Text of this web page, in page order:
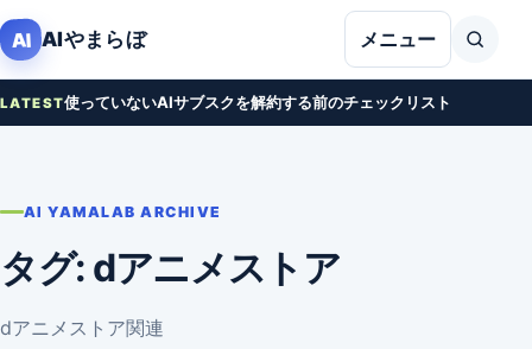
本文へ移動
AI AIやまらぼ メニュー
LATEST使っていないAIサブスクを解約する前のチェックリスト
AI YAMALAB ARCHIVE
タグ: dアニメストア
dアニメストア関連